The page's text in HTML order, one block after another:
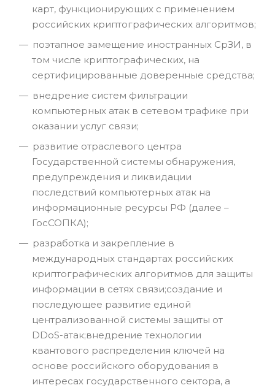
карт, функционирующих с применением
российских криптографических алгоритмов;
поэтапное замещение иностранных СрЗИ, в
том числе криптографических, на
сертифицированные доверенные средства;
внедрение систем фильтрации
компьютерных атак в сетевом трафике при
оказании услуг связи;
развитие отраслевого центра
Государственной системы обнаружения,
предупреждения и ликвидации
последствий компьютерных атак на
информационные ресурсы РФ (далее –
ГосСОПКА);
разработка и закрепление в
международных стандартах российских
криптографических алгоритмов для защиты
информации в сетях связи;создание и
последующее развитие единой
централизованной системы защиты от
DDoS-атак;внедрение технологии
квантового распределения ключей на
основе российского оборудования в
интересах государственного сектора, а